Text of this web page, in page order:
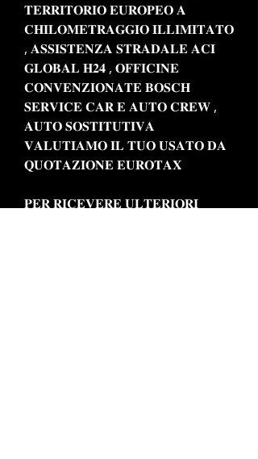
𝐓𝐄𝐑𝐑𝐈𝐓𝐎𝐑𝐈𝐎 𝐄𝐔𝐑𝐎𝐏𝐄𝐎 𝐀
𝐂𝐇𝐈𝐋𝐎𝐌𝐄𝐓𝐑𝐀𝐆𝐆𝐈𝐎 𝐈𝐋𝐋𝐈𝐌𝐈𝐓𝐀𝐓𝐎
, 𝐀𝐒𝐒𝐈𝐒𝐓𝐄𝐍𝐙𝐀 𝐒𝐓𝐑𝐀𝐃𝐀𝐋𝐄 𝐀𝐂𝐈
𝐆𝐋𝐎𝐁𝐀𝐋 𝐇𝟐𝟒 , 𝐎𝐅𝐅𝐈𝐂𝐈𝐍𝐄
𝐂𝐎𝐍𝐕𝐄𝐍𝐙𝐈𝐎𝐍𝐀𝐓𝐄 𝐁𝐎𝐒𝐂𝐇
𝐒𝐄𝐑𝐕𝐈𝐂𝐄 𝐂𝐀𝐑 𝐄 𝐀𝐔𝐓𝐎 𝐂𝐑𝐄𝐖 ,
𝐀𝐔𝐓𝐎 𝐒𝐎𝐒𝐓𝐈𝐓𝐔𝐓𝐈𝐕𝐀
𝐕𝐀𝐋𝐔𝐓𝐈𝐀𝐌𝐎 𝐈𝐋 𝐓𝐔𝐎 𝐔𝐒𝐀𝐓𝐎 𝐃𝐀
𝐐𝐔𝐎𝐓𝐀𝐙𝐈𝐎𝐍𝐄 𝐄𝐔𝐑𝐎𝐓𝐀𝐗
𝐏𝐄𝐑 𝐑𝐈𝐂𝐄𝐕𝐄𝐑𝐄 𝐔𝐋𝐓𝐄𝐑𝐈𝐎𝐑𝐈